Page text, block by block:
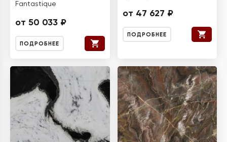
Fantastique
от 50 033 ₽
ПОДРОБНЕЕ
от 47 627 ₽
ПОДРОБНЕЕ